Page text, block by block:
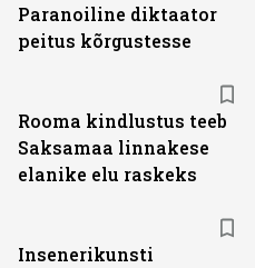
Paranoiline diktaator
peitus kõrgustesse
Rooma kindlustus teeb
Saksamaa linnakese
elanike elu raskeks
Insenerikunsti